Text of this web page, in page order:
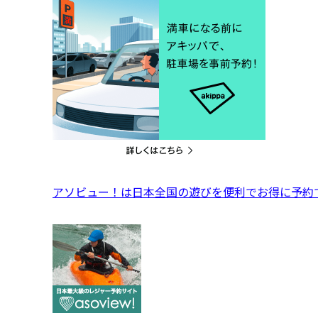
アソビュー！は日本全国の遊びを便利でお得に予